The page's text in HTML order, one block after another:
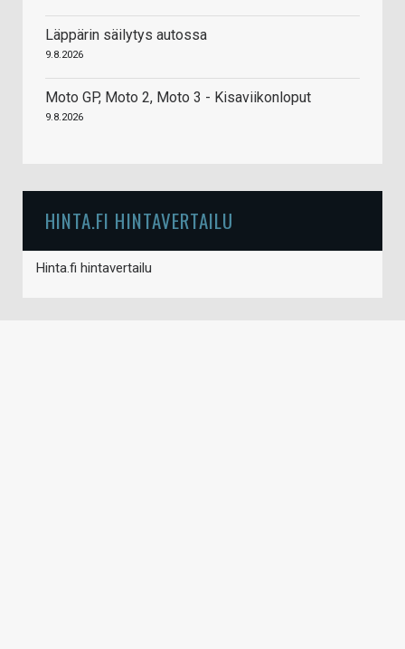
Läppärin säilytys autossa
9.8.2026
Moto GP, Moto 2, Moto 3 - Kisaviikonloput
9.8.2026
HINTA.FI HINTAVERTAILU
Hinta.fi hintavertailu